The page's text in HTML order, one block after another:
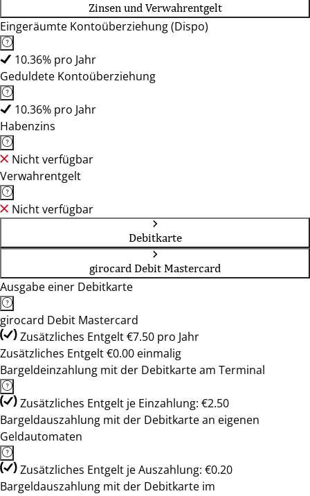
Zinsen und Verwahrentgelt
Eingeräumte Kontoüberziehung (Dispo)
10.36% pro Jahr
Geduldete Kontoüberziehung
10.36% pro Jahr
Habenzins
Nicht verfügbar
Verwahrentgelt
Nicht verfügbar
Debitkarte
girocard Debit Mastercard
Ausgabe einer Debitkarte
girocard Debit Mastercard
Zusätzliches Entgelt €7.50 pro Jahr
Zusätzliches Entgelt €0.00 einmalig
Bargeldeinzahlung mit der Debitkarte am Terminal
Zusätzliches Entgelt je Einzahlung: €2.50
Bargeldauszahlung mit der Debitkarte an eigenen
Geldautomaten
Zusätzliches Entgelt je Auszahlung: €0.20
Bargeldauszahlung mit der Debitkarte im